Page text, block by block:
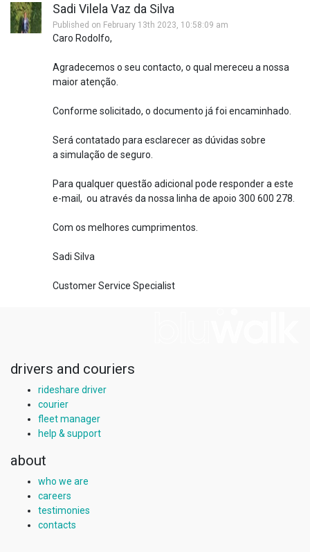
Sadi Vilela Vaz da Silva
Published on February 13th 2023, 10:58:09 am
Caro Rodolfo,
Agradecemos o seu contacto, o qual mereceu a nossa
maior atenção.
Conforme solicitado, o documento já foi encaminhado.
Será contatado para esclarecer as dúvidas sobre
a simulação de seguro.
Para qualquer questão adicional pode responder a este
e-mail, ou através da nossa linha de apoio 300 600 278.
Com os melhores cumprimentos.
Sadi Silva
Customer Service Specialist
drivers and couriers
rideshare driver
courier
fleet manager
help & support
about
who we are
careers
testimonies
contacts